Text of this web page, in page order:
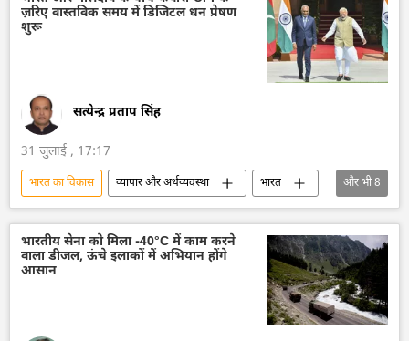
गैस
ज़रिए वास्तविक समय में डिजिटल धन प्रेषण
शुरू
सत्येन्द्र प्रताप सिंह
31 जुलाई , 17:17
भारत का विकास व्यापार और अर्थव्यवस्था
भारत
भारत सरकार
आत्मनिर्भर भारत
विदेश मंत्रालय
भारत का विदेश मंत्रालय (MEA)
एकीकृत भुगतान इंटरफेस (UPI)
डिजिटल मुद्रा
और भी8
भारतीय सेना को मिला -40°C में काम करने
वाला डीजल, ऊंचे इलाकों में अभियान होंगे
आसान